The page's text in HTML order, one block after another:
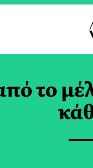
το